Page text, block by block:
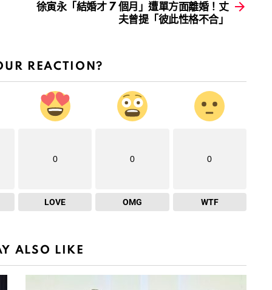
徐寅永「結婚才 7 個月」遭單方面離婚！丈
夫曾提「彼此性格不合」
REACTION?
0
LOVE
0
OMG
0
WTF
ALSO LIKE